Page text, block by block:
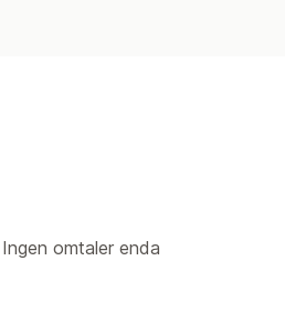
Ingen omtaler enda